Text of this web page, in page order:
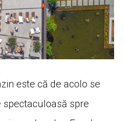
este că de acolo se
spectaculoasă spre